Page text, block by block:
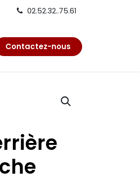
02.52.32..75.61
Contactez-nous